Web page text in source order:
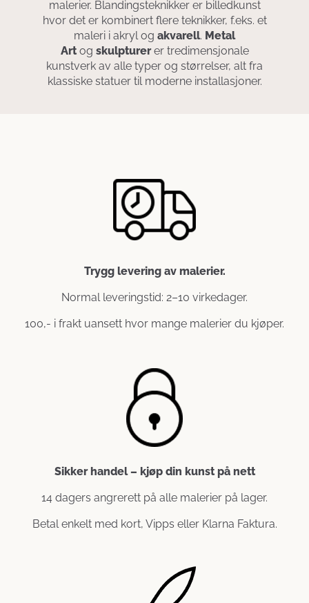
malerier. Blandingsteknikker er billedkunst
hvor det er kombinert flere teknikker, f.eks. et
maleri i akryl og akvarell. Metal
Artog skulpturerer tredimensjonale
kunstverk av alle typer og størrelser, alt fra
klassiske statuer til moderne installasjoner.
Trygg levering av malerier.
Normal leveringstid: 2–10 virkedager.
100,- i frakt uansett hvor mange malerier du kjøper.
Sikker handel – kjøp din kunst på nett
14 dagers angrerett på alle malerier på lager.
Betal enkelt med kort, Vipps eller Klarna Faktura.